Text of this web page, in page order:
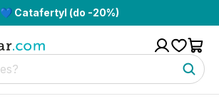
💙 Catafertyl (do -20%)